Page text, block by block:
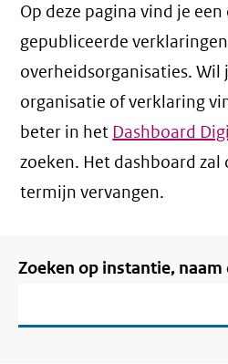
Op deze pagina vind je
gepubliceerde
overheidsorganisaties. Wil
organisatie of verklaring
beter in het Dashboard
zoeken. Het dashboard
termijn vervangen.
Filter
Zoeken op instantie, naam